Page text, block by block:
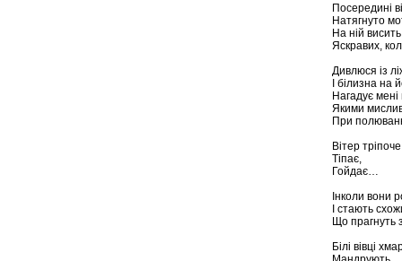
Посередині
Натягнуто
На ній
Яскравих,
Дивлюся із
І білизна на
Нагадує
Якими
При
Вітер
Тіпає,
Гойдає…
Інколи вони
І стають
Що прагнуть
Білі вівці